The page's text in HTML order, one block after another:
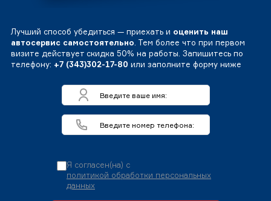
Лучший способ убедиться — приехать и оценить наш
автосервис самостоятельно. Тем более что при первом
визите действует скидка 50% на работы. Запишитесь по
телефону: +7 (343)302-17-80 или заполните форму ниже
Я согласен(на) с
политикой обработки персональных
данных